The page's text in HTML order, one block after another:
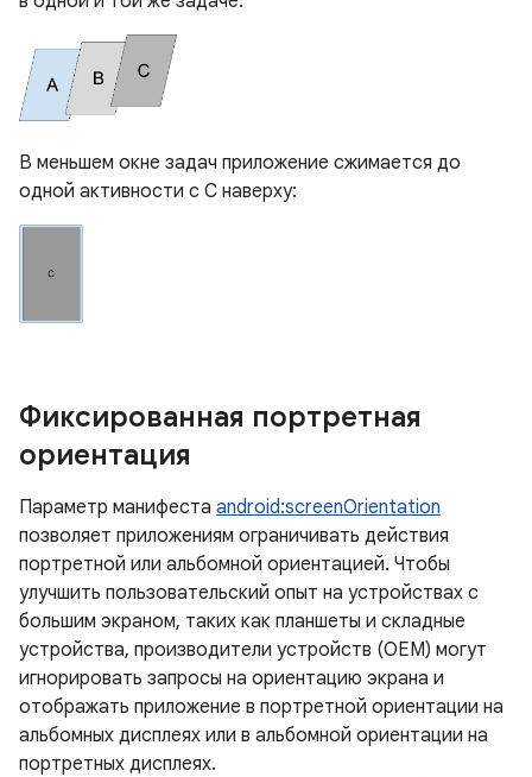
В меньшем окне задач приложение сжимается до
одной активности с C наверху:
Фиксированная портретная
ориентация
Параметр манифеста android:screenOrientation
позволяет приложениям ограничивать действия
портретной или альбомной ориентацией. Чтобы
улучшить пользовательский опыт на устройствах с
большим экраном, таких как планшеты и складные
устройства, производители устройств (OEM) могут
игнорировать запросы на ориентацию экрана и
отображать приложение в портретной ориентации на
альбомных дисплеях или в альбомной ориентации на
портретных дисплеях.